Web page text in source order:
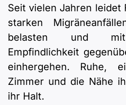
Seit vielen Jahren leidet
starken
belasten und mit
Empfindlichkeit
einhergehen. Ruhe,
Zimmer und die Nähe
ihr Halt.